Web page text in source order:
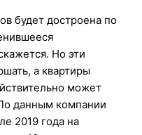
будет достроена по
Но эти
а квартиры
может
данным компании
2019 года на